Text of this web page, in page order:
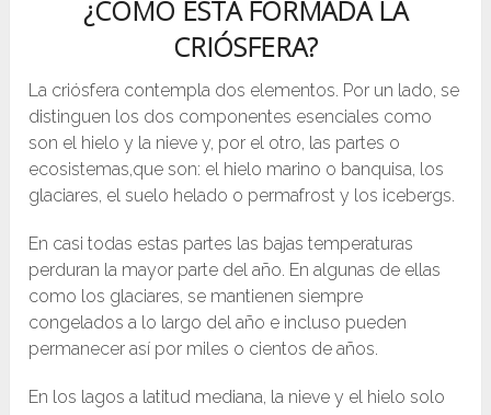
¿CÓMO ESTÁ FORMADA LA
CRIÓSFERA?
La criósfera contempla dos elementos. Por un lado, se
distinguen los dos componentes esenciales como
son el hielo y la nieve y, por el otro, las partes o
ecosistemas,que son: el hielo marino o banquisa, los
glaciares, el suelo helado o permafrost y los icebergs.
En casi todas estas partes las bajas temperaturas
perduran la mayor parte del año. En algunas de ellas
como los glaciares, se mantienen siempre
congelados a lo largo del año e incluso pueden
permanecer así por miles o cientos de años.
En los lagos a latitud mediana, la nieve y el hielo solo